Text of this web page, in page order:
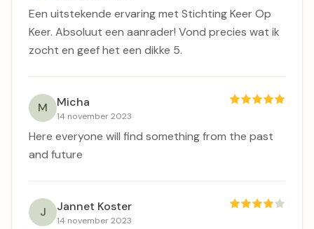
Een uitstekende ervaring met Stichting Keer Op
Keer. Absoluut een aanrader! Vond precies wat ik
zocht en geef het een dikke 5.
M Micha
14 november 2023
Here everyone will find something from the past
and future
J Jannet Koster
14 november 2023